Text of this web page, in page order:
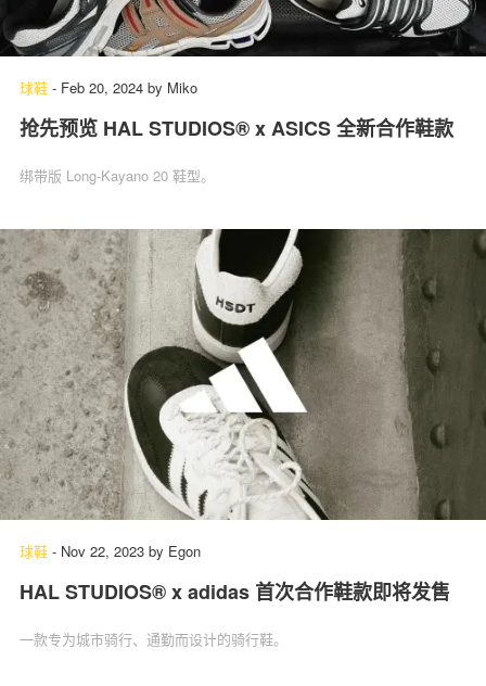
球鞋 - Feb 20, 2024 by Miko
抢先预览 HAL STUDIOS® x ASICS 全新合作鞋款
绑带版 Long-Kayano 20 鞋型。
球鞋 - Nov 22, 2023 by Egon
HAL STUDIOS® x adidas 首次合作鞋款即将发售
一款专为城市骑行、通勤而设计的骑行鞋。